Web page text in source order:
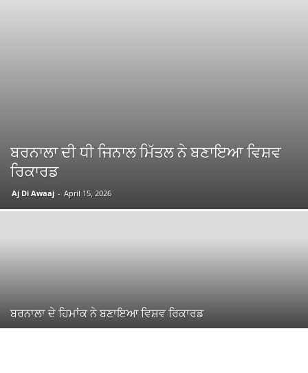
ਬਰਨਾਲਾ ਦੀ ਧੀ ਜਿਨਾਲ ਮਿੱਤਲ ਨੇ ਬਣਾਇਆ ਵਿਸ਼ਵ
ਰਿਕਾਰਡ
Aj Di Awaaj - April 15, 2026
ਬਰਨਾਲਾ ਦੇ ਹਿਮਾਂਕ ਨੇ ਬਣਾਇਆ ਵਿਸ਼ਵ ਰਿਕਾਰਡ